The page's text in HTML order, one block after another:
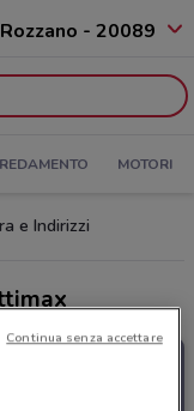
Rozzano - 20089
MOTORI
e Indirizzi
Continua senza accettare